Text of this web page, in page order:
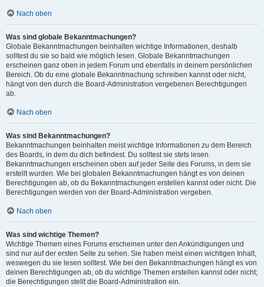
Nach oben
Was sind globale Bekanntmachungen?
Globale Bekanntmachungen beinhalten wichtige Informationen, deshalb
solltest du sie so bald wie möglich lesen. Globale Bekanntmachungen
erscheinen ganz oben in jedem Forum und ebenfalls in deinem persönlichen
Bereich. Ob du eine globale Bekanntmachung schreiben kannst oder nicht,
hängt von den durch die Board-Administration vergebenen Berechtigungen
ab.
Nach oben
Was sind Bekanntmachungen?
Bekanntmachungen beinhalten meist wichtige Informationen zu dem Bereich
des Boards, in dem du dich befindest. Du solltest sie stets lesen.
Bekanntmachungen erscheinen oben auf jeder Seite des Forums, in dem sie
erstellt wurden. Wie bei globalen Bekanntmachungen hängt es von deinen
Berechtigungen ab, ob du Bekanntmachungen erstellen kannst oder nicht. Die
Berechtigungen werden von der Board-Administration vergeben.
Nach oben
Was sind wichtige Themen?
Wichtige Themen eines Forums erscheinen unter den Ankündigungen und
sind nur auf der ersten Seite zu sehen. Sie haben meist einen wichtigen Inhalt,
weswegen du sie lesen solltest. Wie bei den Bekanntmachungen hängt es von
deinen Berechtigungen ab, ob du wichtige Themen erstellen kannst oder nicht;
die Berechtigungen stellt die Board-Administration ein.